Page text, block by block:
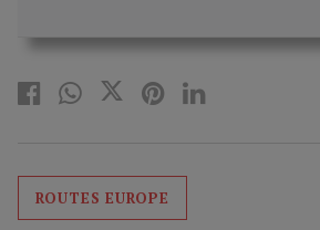
ROUTES EUROPE